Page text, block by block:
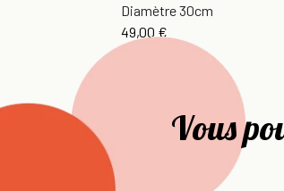
Diamètre 30cm
Prix
49,00 €
Vous